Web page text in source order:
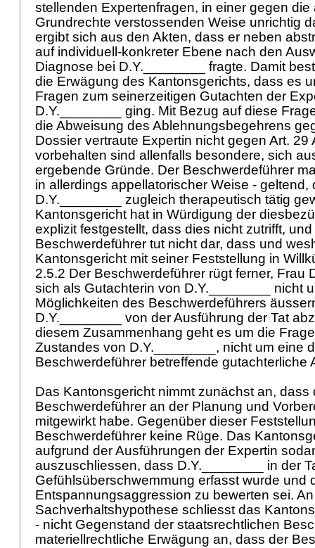
stellenden Expertenfragen, in einer gegen die
Grundrechte verstossenden Weise unrichtig
ergibt sich aus den Akten, dass er neben
auf individuell-konkreter Ebene nach den
Diagnose bei D.Y.________ fragte. Damit
die Erwägung des Kantonsgerichts, dass es
Fragen zum seinerzeitigen Gutachten der
D.Y.________ ging. Mit Bezug auf diese
die Abweisung des Ablehnungsbegehrens
Dossier vertraute Expertin nicht gegen Art. 29
vorbehalten sind allenfalls besondere, sich
ergebende Gründe. Der Beschwerdeführer
in allerdings appellatorischer Weise - geltend,
D.Y.________ zugleich therapeutisch tätig
Kantonsgericht hat in Würdigung der
explizit festgestellt, dass dies nicht zutrifft, und
Beschwerdeführer tut nicht dar, dass und
Kantonsgericht mit seiner Feststellung in
2.5.2 Der Beschwerdeführer rügt ferner, Frau
sich als Gutachterin von D.Y.________ nicht
Möglichkeiten des Beschwerdeführers
D.Y.________ von der Ausführung der Tat
diesem Zusammenhang geht es um die
Zustandes von D.Y.________, nicht um eine
Beschwerdeführer betreffende gutachterliche
Das Kantonsgericht nimmt zunächst an, dass
Beschwerdeführer an der Planung und
mitgewirkt habe. Gegenüber dieser
Beschwerdeführer keine Rüge. Das
aufgrund der Ausführungen der Expertin
auszuschliessen, dass D.Y.________ in der
Gefühlsüberschwemmung erfasst wurde und
Entspannungsaggression zu bewerten sei.
Sachverhaltshypothese schliesst das
- nicht Gegenstand der staatsrechtlichen
materiellrechtliche Erwägung an, dass der